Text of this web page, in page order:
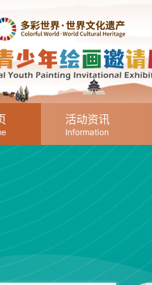
活动资讯
Information